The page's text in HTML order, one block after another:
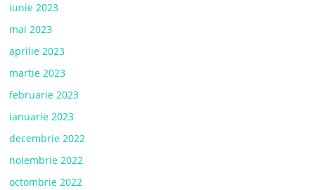
iunie 2023
mai 2023
aprilie 2023
martie 2023
februarie 2023
ianuarie 2023
decembrie 2022
noiembrie 2022
octombrie 2022